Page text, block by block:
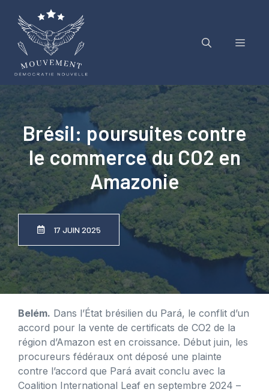
contenu
Menu
Brésil: poursuites contre
le commerce du CO2 en
Amazonie
17 JUIN 2025
Belém. Dans l’État brésilien du Pará, le conflit d’un
accord pour la vente de certificats de CO2 de la
région d’Amazon est en croissance. Début juin, les
procureurs fédéraux ont déposé une plainte
contre l’accord que Pará avait conclu avec la
Coalition International Leaf en septembre 2024 –